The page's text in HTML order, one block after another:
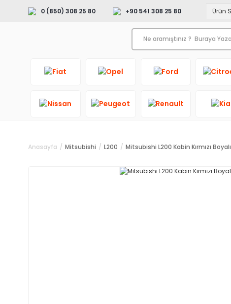
0 (850) 308 25 80 +90 541 308 25 80
Anasayfa Mitsubishi L200 Mitsubishi L200 Kabin Kırmızı Boyalı